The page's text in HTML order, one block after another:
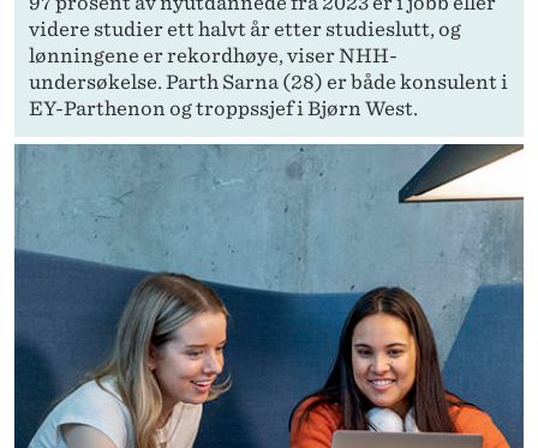
videre studier ett halvt år etter studieslutt, og
lønningene er rekordhøye, viser NHH-
undersøkelse. Parth Sarna (28) er både konsulent i
EY-Parthenon og troppssjef i Bjørn West.